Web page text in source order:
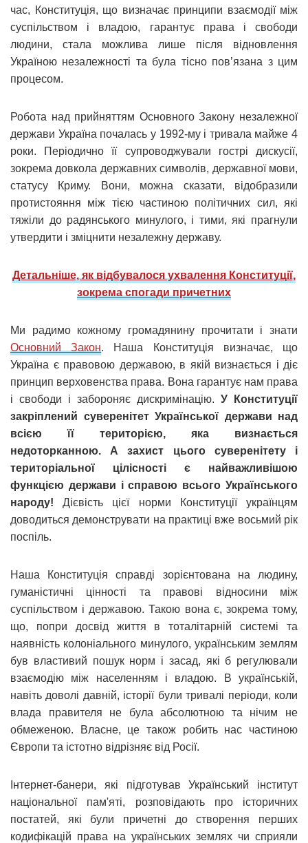
час, Конституція, що визначає принципи взаємодії між
суспільством і владою, гарантує права і свободи
людини, стала можлива лише після відновлення
Україною незалежності та була тісно пов’язана з цим
процесом.
Робота над прийняттям Основного Закону незалежної
держави Україна почалась у 1992-му і тривала майже 4
роки. Періодично її супроводжували гострі дискусії,
зокрема довкола державних символів, державної мови,
статусу Криму. Вони, можна сказати, відобразили
протистояння між тією частиною політичних сил, які
тяжіли до радянського минулого, і тими, які прагнули
утвердити і зміцнити незалежну державу.
Детальніше, як відбувалося ухвалення Конституції,
зокрема спогади причетних
Ми радимо кожному громадянину прочитати і знати
Основний Закон. Наша Конституція визначає, що
Україна є правовою державою, в якій визнається і діє
принцип верховенства права. Вона гарантує нам права
і свободи і забороняє дискримінацію. У Конституції
закріплений суверенітет Української держави над
всією її територією, яка визнається
недоторканною. А захист цього суверенітету і
територіальної цілісності є найважливішою
функцією держави і справою всього Українського
народу! Дієвість цієї норми Конституції українцям
доводиться демонструвати на практиці вже восьмий рік
поспіль.
Наша Конституція справді зорієнтована на людину,
гуманістичні цінності та правові відносини між
суспільством і державою. Такою вона є, зокрема тому,
що, попри досвід життя в тоталітарній системі та
наявність колоніального минулого, українським землям
був властивий пошук норм і засад, які б регулювали
взаємодію між населенням і владою. В українській,
навіть доволі давній, історії були тривалі періоди, коли
влада правителя не була абсолютною та нічим не
обмеженою. Власне, це також робить нас частиною
Європи та істотно відрізняє від Росії.
Інтернет-банери, які підготував Український інститут
національної пам'яті, розповідають про історичних
постатей, які були причетні до створення перших
кодифікацій права на українських землях чи сприяли